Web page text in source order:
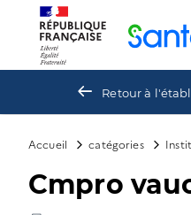
Retour à
Accueil catégories
Cmpro
Panneau de gestion des cookies